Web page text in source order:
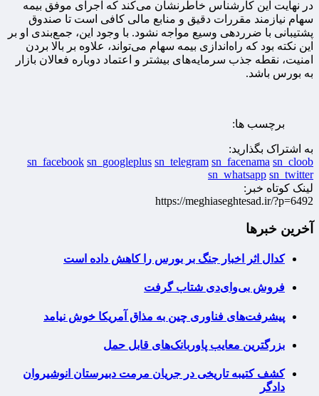
در نهایت این کارشناس خاطرنشان می‌کند که اجرای موفق بیمه
سهام نیازمند مقررات دقیق و منابع مالی کافی است تا صندوق
پشتیبانی با ضرردهی وسیع مواجه نشود. با وجود این، جمع‌بندی او بر
این نکته بود که راه‌اندازی بیمه سهام می‌تواند، علاوه بر بالا بردن
امنیت، نقطه جذب سرمایه‌های بیشتر و اعتماد دوباره فعالان بازار
به بورس باشد.
برچسب ها:
به اشتراک بگذارید:
sn_facebook sn_googleplus sn_telegram sn_facenama sn_cloob
sn_whatsapp sn_twitter
لینک کوتاه خبر:
https://meghiaseghtesad.ir/?p=6492
آخرین خبرها
کدال اثر اخبار جنگ بر بورس را کاهش داده است
فروش بی‌وای‌دی شتاب گرفت
پیشرفت‌های فناوری چین به مذاق آمریکا خوش نیامد
بزرگترین معایب پاوربانک‌های قابل حمل
کشف کتیبه تاریخی در جریان مرمت دبیرستان انوشیروان
دادگر